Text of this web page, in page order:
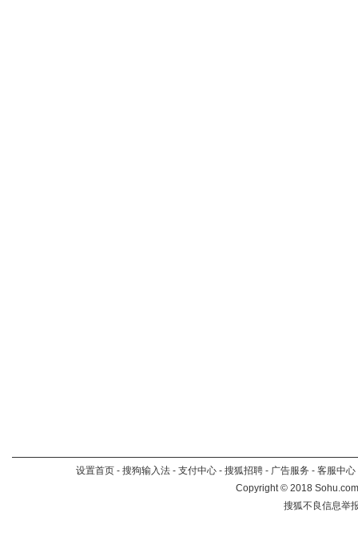
设置首页 - 搜狗输入法 - 支付中心 - 搜狐招聘 - 广告服务 - 客服中心
Copyright©2018
搜狐不良信息举